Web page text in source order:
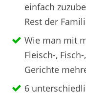
einfach
Rest der
Wie man mit
Fleisch-,
Gerichte
6